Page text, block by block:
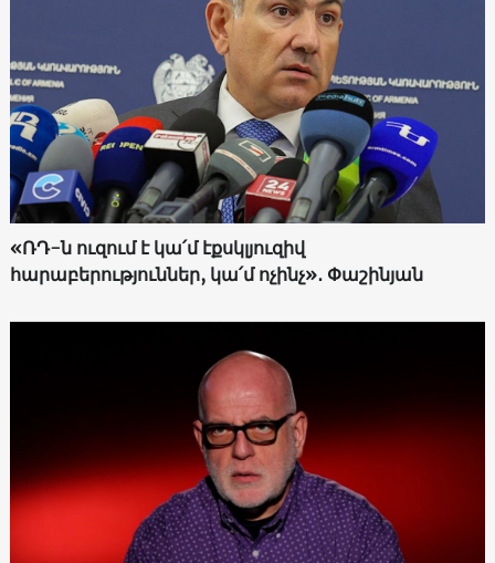
«ՌԴ-ն ուզում է կա՛մ էքսկլյուզիվ
հարաբերություններ, կա՛մ ոչինչ»․ Փաշինյան